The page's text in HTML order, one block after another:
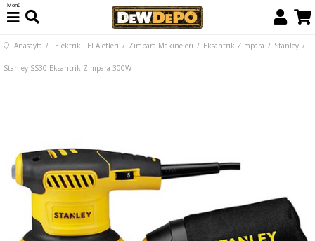
Menü
Anasayfa Elektrikli El Aletleri Zımpara Makineleri Eksantrik Zımpara Stanley
Stanley SS30 Eksantrik Zımpara 300W